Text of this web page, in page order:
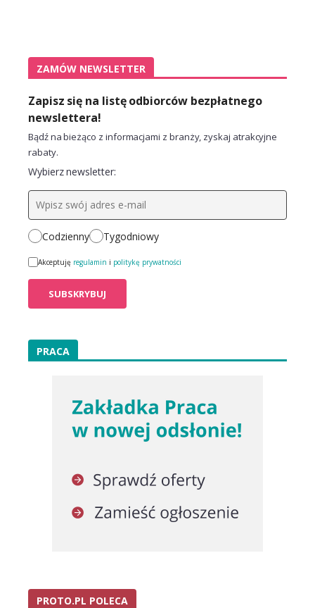
ZAMÓW NEWSLETTER
Zapisz się na listę odbiorców bezpłatnego
newslettera!
Bądź na bieżąco z informacjami z branży, zyskaj atrakcyjne
rabaty.
Wybierz newsletter:
Codzienny Tygodniowy
Akceptuję regulamin i politykę prywatności
PRACA
PROTO.PL POLECA